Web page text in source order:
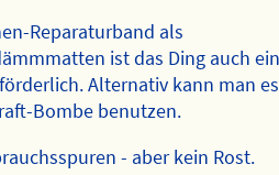
Reparaturband als
ist das Ding auch
Alternativ kann man
Bombe benutzen.
- aber kein Rost.